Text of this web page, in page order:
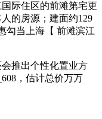
际住区的前滩第宅更
的房源；建面约129
勾当上海【 前滩滨江
推出个性化置业方
，估计总价万万